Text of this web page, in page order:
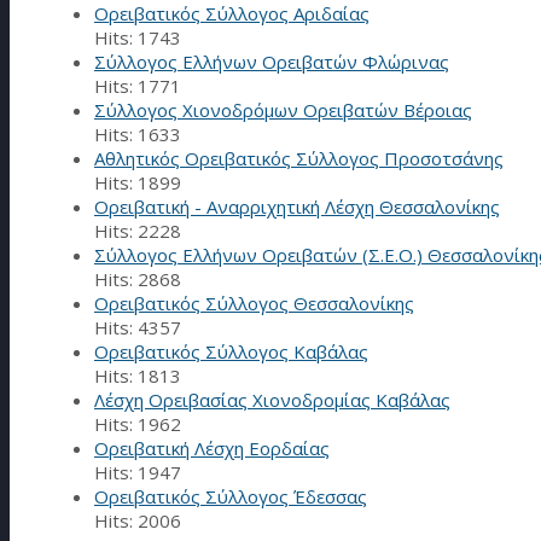
Ορειβατικός Σύλλογος Αριδαίας
Hits: 1743
Σύλλογος Ελλήνων Ορειβατών Φλώρινας
Hits: 1771
Σύλλογος Χιονοδρόμων Ορειβατών Βέροιας
Hits: 1633
Αθλητικός Ορειβατικός Σύλλογος Προσοτσάνης
Hits: 1899
Ορειβατική - Αναρριχητική Λέσχη Θεσσαλονίκης
Hits: 2228
Σύλλογος Ελλήνων Ορειβατών (Σ.Ε.Ο.)
Hits: 2868
Ορειβατικός Σύλλογος Θεσσαλονίκης
Hits: 4357
Ορειβατικός Σύλλογος Καβάλας
Hits: 1813
Λέσχη Ορειβασίας Χιονοδρομίας Καβάλας
Hits: 1962
Ορειβατική Λέσχη Εορδαίας
Hits: 1947
Ορειβατικός Σύλλογος Έδεσσας
Hits: 2006